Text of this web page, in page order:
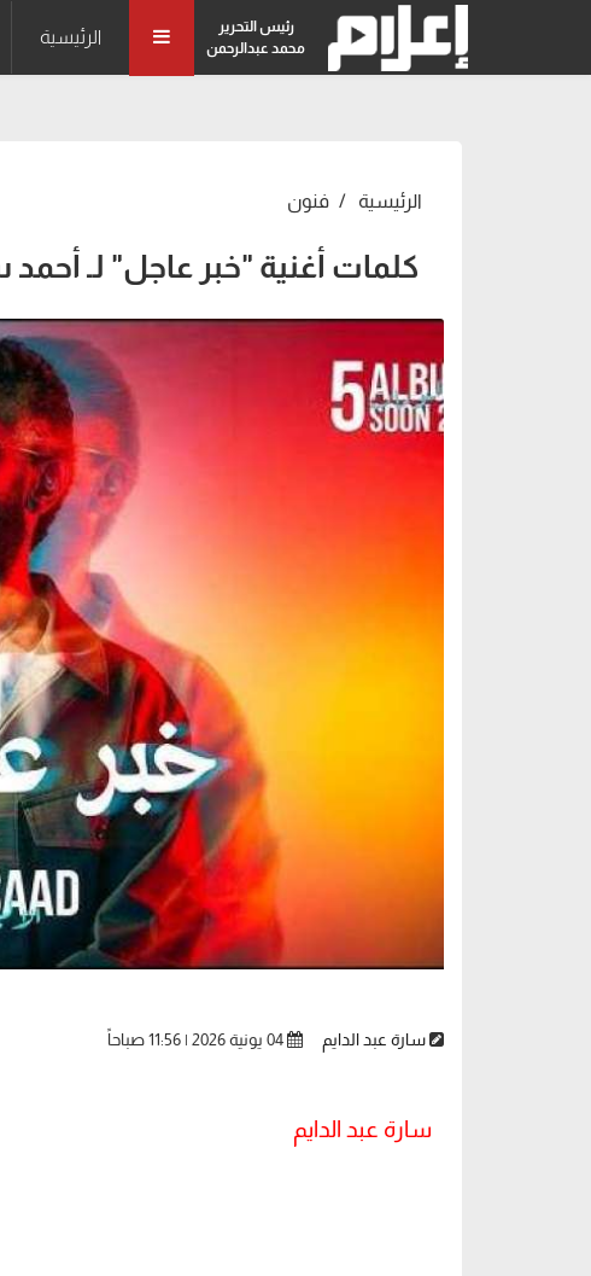
رئيس التحرير
محمد عبدالرحمن
الرئيسية
الرئيسية فنون
كلمات أغنية "خبر عاجل" لـ
سارة عبد الدايم
سارة عبد الدايم